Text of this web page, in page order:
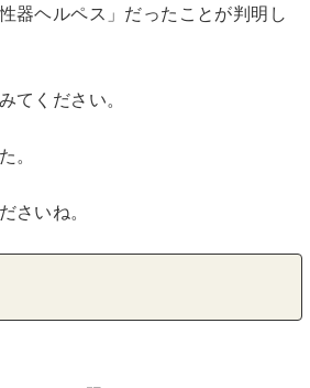
器ヘルペス」だったことが判明し
てください。
。
さいね。